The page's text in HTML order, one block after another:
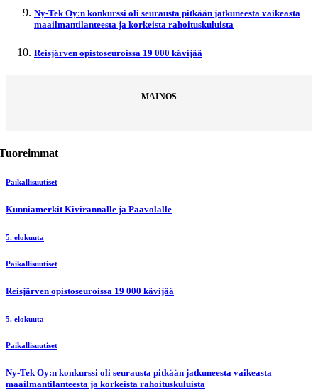
Ny-Tek Oy:n konkurssi oli seurausta pitkään jatkuneesta vaikeasta
maailmantilanteesta ja korkeista rahoituskuluista
Reisjärven opistoseuroissa 19 000 kävijää
MAINOS
Paikallisuutiset
Kunniamerkit Kivirannalle ja Paavolalle
5. elokuuta
Paikallisuutiset
Reisjärven opistoseuroissa 19 000 kävijää
5. elokuuta
Paikallisuutiset
Ny-Tek Oy:n konkurssi oli seurausta pitkään jatkuneesta vaikeasta
maailmantilanteesta ja korkeista rahoituskuluista